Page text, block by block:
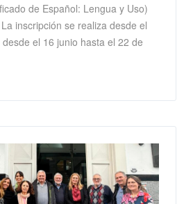
de Español: Lengua y Uso)
inscripción se realiza desde el
el 16 junio hasta el 22 de